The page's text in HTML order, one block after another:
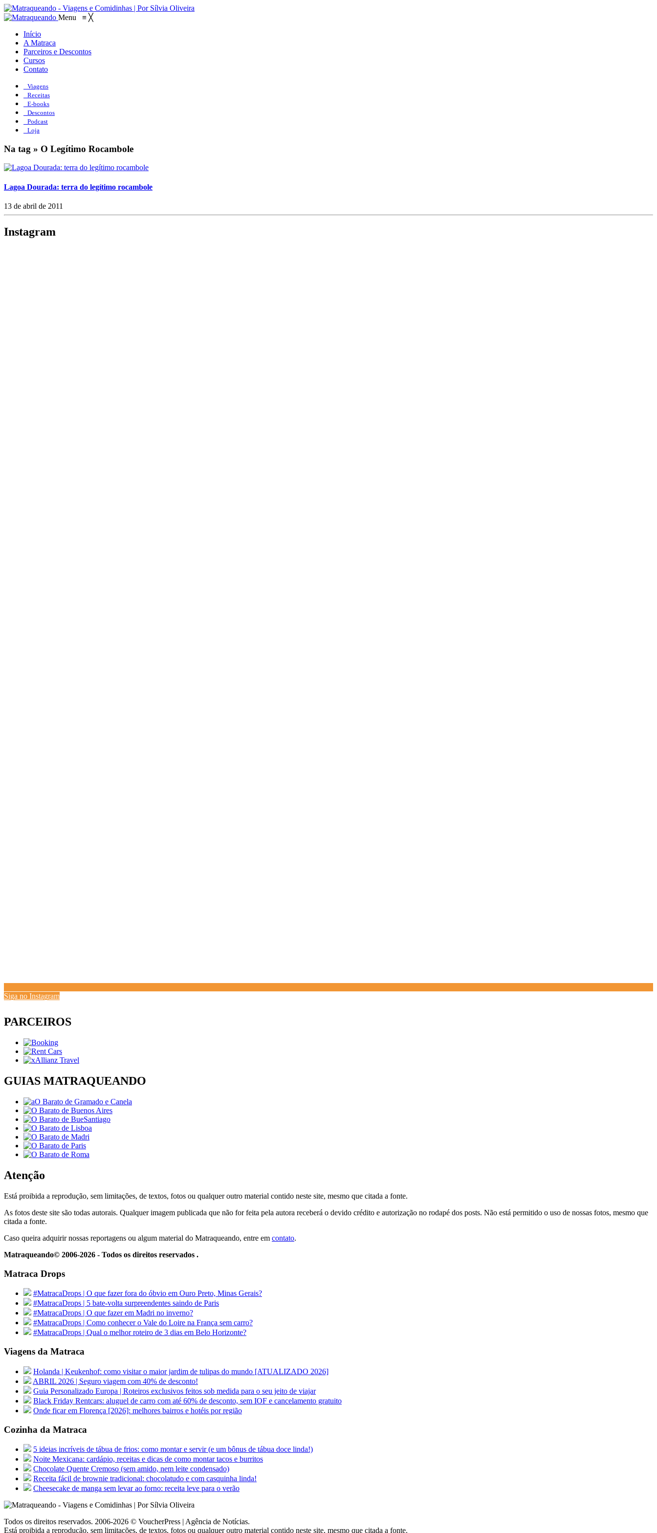
Menu ≡ ╳
Início
A Matraca
Parceiros e Descontos
Cursos
Contato
Viagens
Receitas
E-books
Descontos
Podcast
Loja
Na tag » O Legítimo Rocambole
Lagoa Dourada: terra do legítimo rocambole
13 de abril de 2011
Instagram
Siga no Instagram
PARCEIROS
GUIAS MATRAQUEANDO
Atenção
Está proibida a reprodução, sem limitações, de textos, fotos ou qualquer outro material contido neste site, mesmo que citada a fonte.
As fotos deste site são todas autorais. Qualquer imagem publicada que não for feita pela autora receberá o devido crédito e autorização no rodapé dos posts. Não está permitido o uso de nossas fotos, mesmo que
citada a fonte.
Caso queira adquirir nossas reportagens ou algum material do Matraqueando, entre em contato.
Matraqueando© 2006-2026 - Todos os direitos reservados .
Matraca Drops
#MatracaDrops | O que fazer fora do óbvio em Ouro Preto, Minas Gerais?
#MatracaDrops | 5 bate-volta surpreendentes saindo de Paris
#MatracaDrops | O que fazer em Madri no inverno?
#MatracaDrops | Como conhecer o Vale do Loire na França sem carro?
#MatracaDrops | Qual o melhor roteiro de 3 dias em Belo Horizonte?
Viagens da Matraca
Holanda | Keukenhof: como visitar o maior jardim de tulipas do mundo [ATUALIZADO 2026]
ABRIL 2026 | Seguro viagem com 40% de desconto!
Guia Personalizado Europa | Roteiros exclusivos feitos sob medida para o seu jeito de viajar
Black Friday Rentcars: aluguel de carro com até 60% de desconto, sem IOF e cancelamento gratuito
Onde ficar em Florença [2026]: melhores bairros e hotéis por região
Cozinha da Matraca
5 ideias incríveis de tábua de frios: como montar e servir (e um bônus de tábua doce linda!)
Noite Mexicana: cardápio, receitas e dicas de como montar tacos e burritos
Chocolate Quente Cremoso (sem amido, nem leite condensado)
Receita fácil de brownie tradicional: chocolatudo e com casquinha linda!
Cheesecake de manga sem levar ao forno: receita leve para o verão
Todos os direitos reservados. 2006-2026 © VoucherPress | Agência de Notícias.
Está proibida a reprodução, sem limitações, de textos, fotos ou qualquer outro material contido neste site, mesmo que citada a fonte.